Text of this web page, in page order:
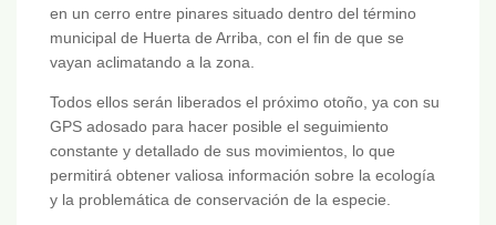
en un cerro entre pinares situado dentro del término
municipal de Huerta de Arriba, con el fin de que se
vayan aclimatando a la zona.
Todos ellos serán liberados el próximo otoño, ya con su
GPS adosado para hacer posible el seguimiento
constante y detallado de sus movimientos, lo que
permitirá obtener valiosa información sobre la ecología
y la problemática de conservación de la especie.